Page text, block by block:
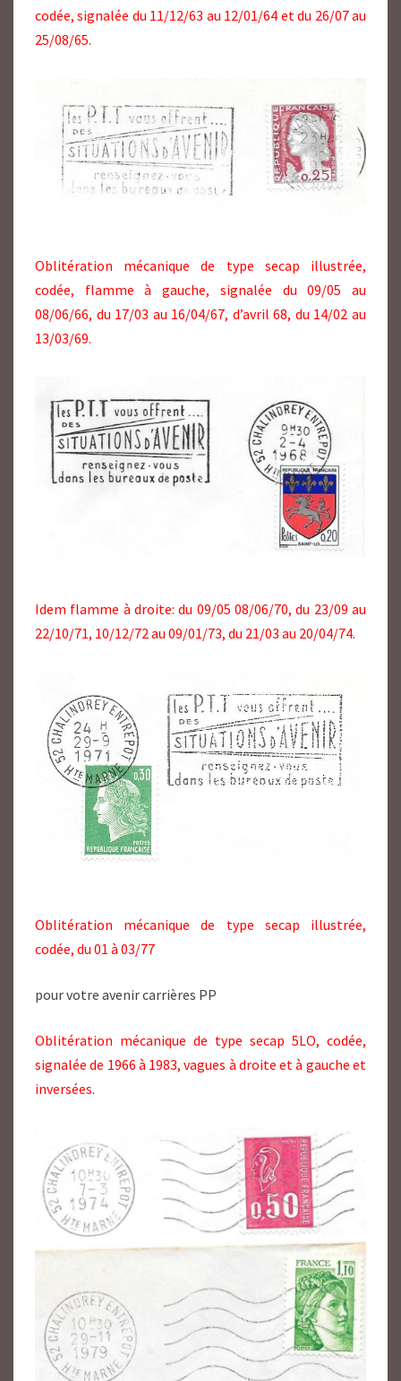
codée, signalée du 11/12/63 au 12/01/64 et du 26/07 au
25/08/65.
Oblitération mécanique de type secap illustrée,
codée, flamme à gauche, signalée du 09/05 au
08/06/66, du 17/03 au 16/04/67, d’avril 68, du 14/02 au
13/03/69.
Idem flamme à droite: du 09/05 08/06/70, du 23/09 au
22/10/71, 10/12/72 au 09/01/73, du 21/03 au 20/04/74.
Oblitération mécanique de type secap illustrée,
codée, du 01 à 03/77
pour votre avenir carrières PP
Oblitération mécanique de type secap 5LO, codée,
signalée de 1966 à 1983, vagues à droite et à gauche et
inversées.